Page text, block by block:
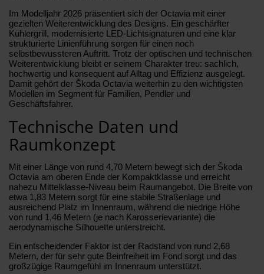
Im Modelljahr 2026 präsentiert sich der Octavia mit einer
gezielten Weiterentwicklung des Designs. Ein geschärfter
Kühlergrill, modernisierte LED-Lichtsignaturen und eine klar
strukturierte Linienführung sorgen für einen noch
selbstbewussteren Auftritt. Trotz der optischen und technischen
Weiterentwicklung bleibt er seinem Charakter treu: sachlich,
hochwertig und konsequent auf Alltag und Effizienz ausgelegt.
Damit gehört der Škoda Octavia weiterhin zu den wichtigsten
Modellen im Segment für Familien, Pendler und
Geschäftsfahrer.
Technische Daten und
Raumkonzept
Mit einer Länge von rund 4,70 Metern bewegt sich der Škoda
Octavia am oberen Ende der Kompaktklasse und erreicht
nahezu Mittelklasse-Niveau beim Raumangebot. Die Breite von
etwa 1,83 Metern sorgt für eine stabile Straßenlage und
ausreichend Platz im Innenraum, während die niedrige Höhe
von rund 1,46 Metern (je nach Karosserievariante) die
aerodynamische Silhouette unterstreicht.
Ein entscheidender Faktor ist der Radstand von rund 2,68
Metern, der für sehr gute Beinfreiheit im Fond sorgt und das
großzügige Raumgefühl im Innenraum unterstützt.